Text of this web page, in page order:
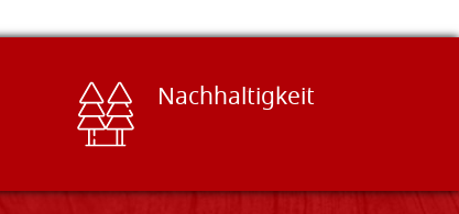
Nachhaltigkeit